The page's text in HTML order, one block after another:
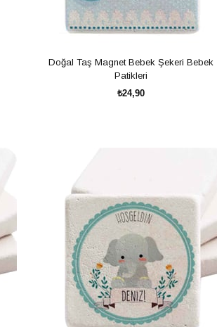
Doğal Taş Magnet Bebek Şekeri Bebek
Patikleri
₺24,90